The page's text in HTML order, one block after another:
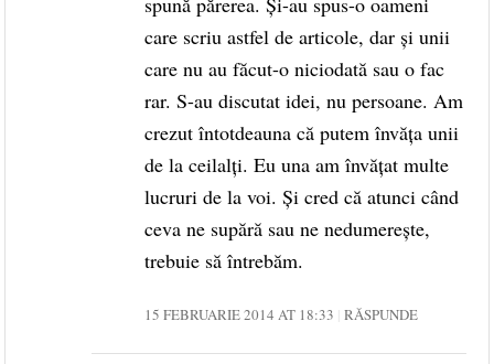
care scriu astfel de articole, dar și unii
care nu au făcut-o niciodată sau o fac
rar. S-au discutat idei, nu persoane. Am
crezut întotdeauna că putem învăța unii
de la ceilalți. Eu una am învățat multe
lucruri de la voi. Și cred că atunci când
ceva ne supără sau ne nedumerește,
trebuie să întrebăm.
15 FEBRUARIE 2014 AT 18:33 RĂSPUNDE